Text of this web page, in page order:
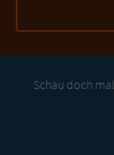
Schau doch